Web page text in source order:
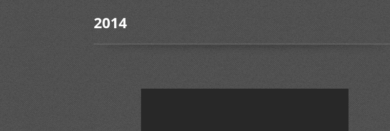
2014